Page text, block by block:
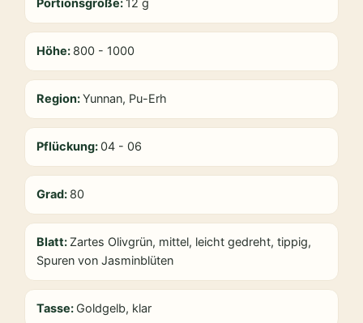
Portionsgröße: 12 g
Höhe: 800 - 1000
Region:Yunnan, Pu-Erh
Pflückung: 04 - 06
Grad: 80
Blatt: Zartes Olivgrün, mittel, leicht gedreht, tippig,
Spuren von Jasminblüten
Tasse: Goldgelb, klar